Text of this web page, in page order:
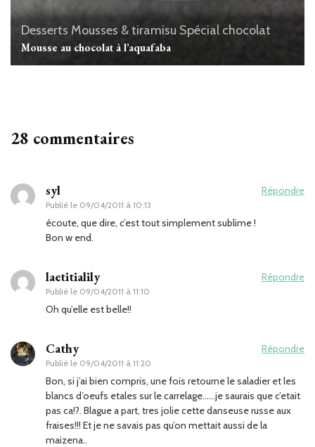
Desserts Mousses & tiramisu Spécial chocolat
Mousse au chocolat à l’aquafaba
28 commentaires
syl
Publié le 09/04/2011 à 10:13
Répondre
écoute, que dire, c’est tout simplement sublime !
Bon w end.
laetitialily
Publié le 09/04/2011 à 11:10
Répondre
Oh qu’elle est belle!!
Cathy
Publié le 09/04/2011 à 11:20
Répondre
Bon, si j’ai bien compris, une fois retourne le saladier et les
blancs d’oeufs etales sur le carrelage……je saurais que c’etait
pas ca!?. Blague a part, tres jolie cette danseuse russe aux
fraises!!! Et je ne savais pas qu’on mettait aussi de la
maizena..